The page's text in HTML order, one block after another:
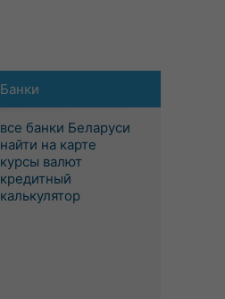
Банки
все банки Беларуси
найти на карте
курсы валют
кредитный
калькулятор